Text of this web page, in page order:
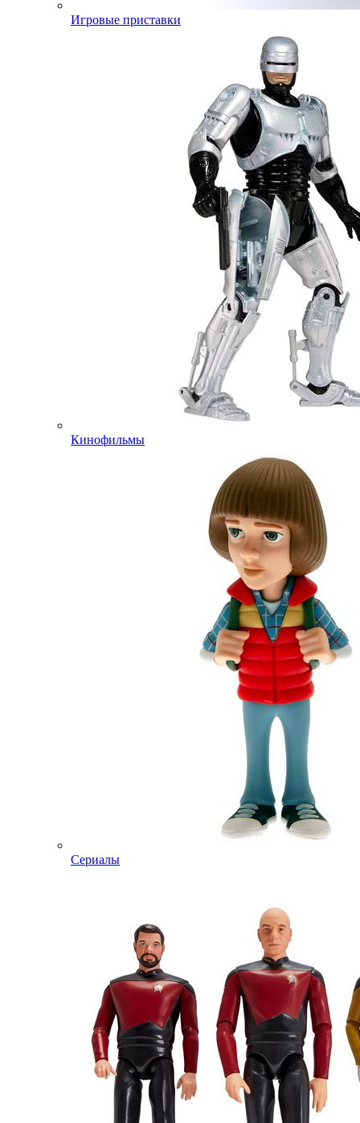
Игровые приставки
Кинофильмы
Сериалы